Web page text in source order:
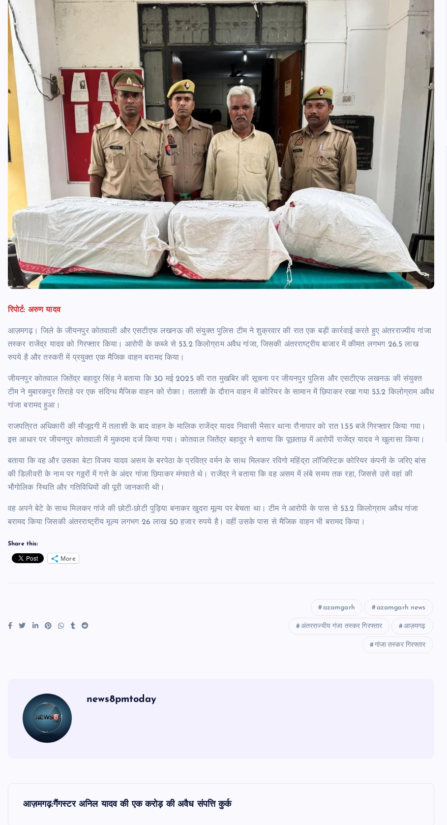
रिपोर्ट: अरुण यादव
आज़मगढ़। जिले के जीयनपुर कोतवाली और एसटीएफ लखनऊ की संयुक्त पुलिस टीम ने शुक्रवार की रात एक बड़ी कार्रवाई करते हुए अंतरराज्यीय गांजा
तस्कर राजेंद्र यादव को गिरफ्तार किया। आरोपी के कब्जे से 53.2 किलोग्राम अवैध गांजा, जिसकी अंतरराष्ट्रीय बाजार में कीमत लगभग 26.5 लाख
रुपये है और तस्करी में प्रयुक्त एक मैजिक वाहन बरामद किया।
जीयनपुर कोतवाल जितेंद्र बहादुर सिंह ने बताया कि 30 मई 2025 की रात मुखबिर की सूचना पर जीयनपुर पुलिस और एसटीएफ लखनऊ की संयुक्त
टीम ने मुबारकपुर तिराहे पर एक संदिग्ध मैजिक वाहन को रोका। तलाशी के दौरान वाहन में कोरियर के सामान में छिपाकर रखा गया 53.2 किलोग्राम अवैध
गांजा बरामद हुआ।
राजपत्रित अधिकारी की मौजूदगी में तलाशी के बाद वाहन के मालिक राजेंद्र यादव निवासी भैसार थाना रौनापार को रात 1.55 बजे गिरफ्तार किया गया।
इस आधार पर जीयनपुर कोतवाली में मुकदमा दर्ज किया गया। कोतवाल जितेंद्र बहादुर ने बताया कि पूछताछ में आरोपी राजेंद्र यादव ने खुलासा किया।
बताया कि वह और उसका बेटा विजय यादव असम के बरपेठा के प्रवित्र वर्मन के साथ मिलकर रविगो महिंद्रा लॉजिस्टिक कोरियर कंपनी के जरिए बांस
की डिलीवरी के नाम पर गठ्ठरों में गत्ते के अंदर गांजा छिपाकर मंगवाते थे। राजेंद्र ने बताया कि वह असम में लंबे समय तक रहा, जिससे उसे वहां की
भौगोलिक स्थिति और गतिविधियों की पूरी जानकारी थी।
वह अपने बेटे के साथ मिलकर गांजे की छोटी-छोटी पुड़िया बनाकर खुदरा मूल्य पर बेचता था। टीम ने आरोपी के पास से 53.2 किलोग्राम अवैध गांजा
बरामद किया जिसकी अंतरराष्ट्रीय मूल्य लगभग 26 लाख 50 हजार रुपये है। वहीं उसके पास से मैजिक वाहन भी बरामद किया।
Share this:
More
azamgarh azamgarh news
अंतरराज्यीय गंजा तस्कर गिरफ्तार आज़मगढ़
गांजा तस्कर गिरफ्तार
news8pmtoday
आज़मगढ़:गैंगस्टर अनिल यादव की एक करोड़ की अवैध संपत्ति कुर्क
आजमगढ़ इजराइल में नौकरी दिलाने के नाम पर
भर्ती का झांसा,निजी रिक्रूटमेंट एजेंसी पर
मुकदमा दर्ज
August 5, 2026